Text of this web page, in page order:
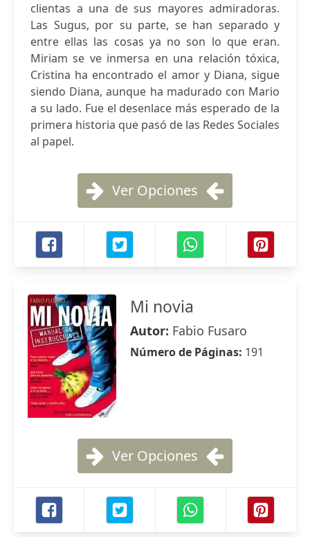
clientas a una de sus mayores admiradoras.
Las Sugus, por su parte, se han separado y
entre ellas las cosas ya no son lo que eran.
Miriam se ve inmersa en una relación tóxica,
Cristina ha encontrado el amor y Diana, sigue
siendo Diana, aunque ha madurado con Mario
a su lado. Fue el desenlace más esperado de la
primera historia que pasó de las Redes Sociales
al papel.
Ver Opciones
Mi novia
Autor: Fabio Fusaro
Número de Páginas: 191
Ver Opciones